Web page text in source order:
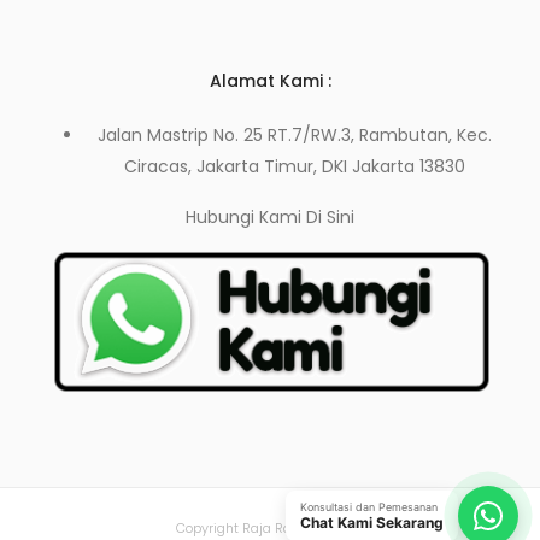
Alamat Kami :
Jalan Mastrip No. 25 RT.7/RW.3, Rambutan, Kec.
Ciracas, Jakarta Timur, DKI Jakarta 13830
Hubungi Kami Di Sini
Copyright Raja Rak Toko 2021
Konsultasi dan Pemesanan
Chat Kami Sekarang